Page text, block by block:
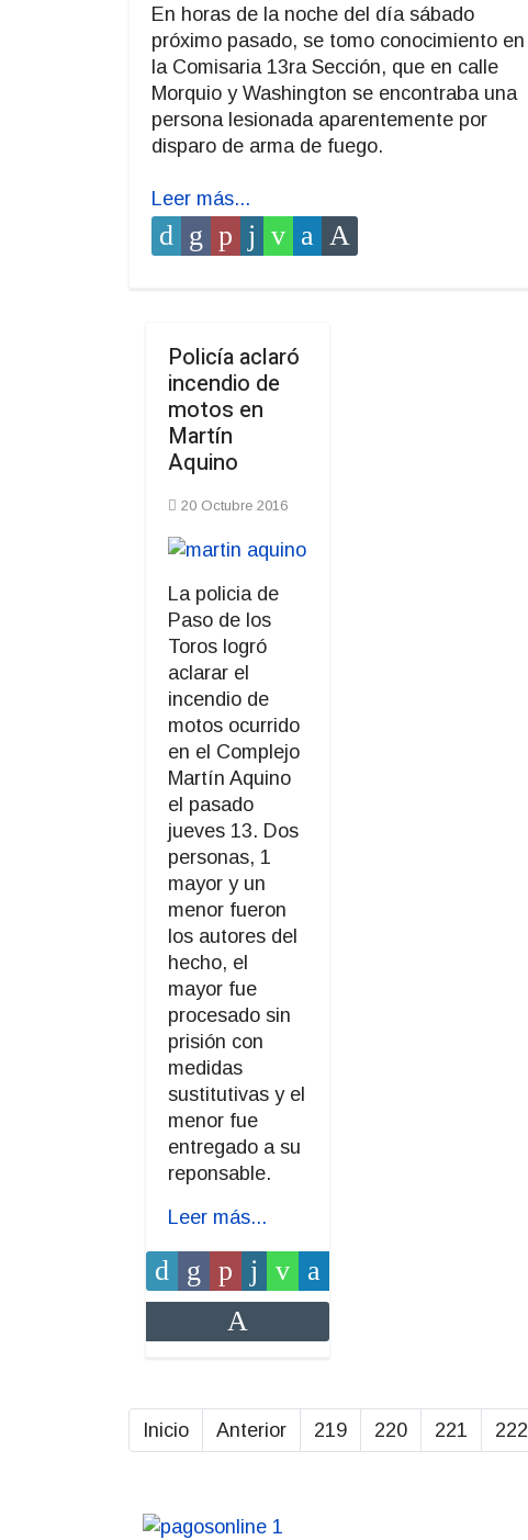
En horas de la noche del día sábado
próximo pasado, se tomo conocimiento en
la Comisaria 13ra Sección, que en calle
Morquio y Washington se encontraba una
persona lesionada aparentemente por
disparo de arma de fuego.
Leer más...
Policía aclaró
incendio de
motos en
Martín
Aquino
20 Octubre 2016
La policia de
Paso de los
Toros logró
aclarar el
incendio de
motos ocurrido
en el Complejo
Martín Aquino
el pasado
jueves 13. Dos
personas, 1
mayor y un
menor fueron
los autores del
hecho, el
mayor fue
procesado sin
prisión con
medidas
sustitutivas y el
menor fue
entregado a su
reponsable.
Leer más...
Inicio Anterior 219 220 221 222